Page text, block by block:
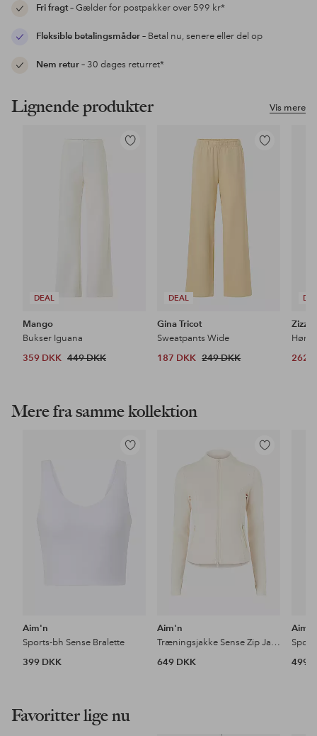
Fri fragt– Gælder for postpakker over 599 kr*
Fleksible betalingsmåder– Betal nu, senere eller del op
Nem retur– 30 dages returret*
Vis mere
Lignende produkter
DEAL
Tilføj
Mango
Bukser Iguana
359 DKK 449 DKK
DEAL
Tilføj
Gina Tricot
Sweatpants Wide
187 DKK 249 DKK
Zizzi
262
Mere fra samme kollektion
Tilføj
Aim'n
Sports-bh Sense Bralette
399 DKK
Tilføj
Aim'n
Træningsjakke Sense Zip Jacket
649 DKK
Aim'n
499
Favoritter lige nu